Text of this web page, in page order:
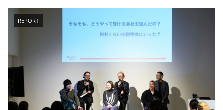
REPORT